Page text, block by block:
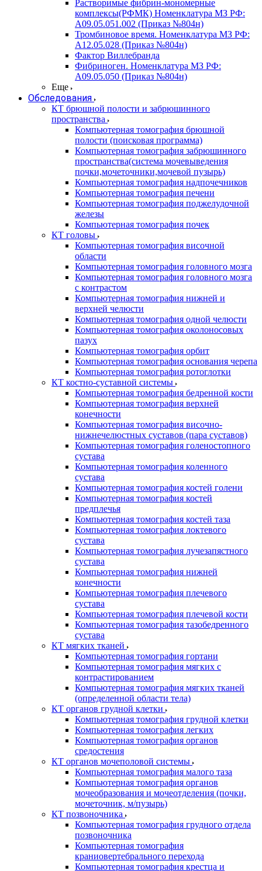
Растворимые фибрин-мономерные
комплексы(РФМК) Номенклатура МЗ РФ:
A09.05.051.002 (Приказ №804н)
Тромбиновое время. Номенклатура МЗ РФ:
A12.05.028 (Приказ №804н)
Фактор Виллебранда
Фибриноген. Номенклатура МЗ РФ:
A09.05.050 (Приказ №804н)
Еще
Обследования
КТ брюшной полости и забрюшинного
пространства
Компьютерная томография брюшной
полости (поисковая программа)
Компьютерная томография забрюшинного
пространства(система мочевыведения
почки,мочеточники,мочевой пузырь)
Компьютерная томография надпочечников
Компьютерная томография печени
Компьютерная томография поджелудочной
железы
Компьютерная томография почек
КТ головы
Компьютерная томография височной
области
Компьютерная томография головного мозга
Компьютерная томография головного мозга
с контрастом
Компьютерная томография нижней и
верхней челюсти
Компьютерная томография одной челюсти
Компьютерная томография околоносовых
пазух
Компьютерная томография орбит
Компьютерная томография основания черепа
Компьютерная томография ротоглотки
КТ костно-суставной системы
Компьютерная томография бедренной кости
Компьютерная томография верхней
конечности
Компьютерная томография височно-
нижнечелюстных суставов (пара суставов)
Компьютерная томография голеностопного
сустава
Компьютерная томография коленного
сустава
Компьютерная томография костей голени
Компьютерная томография костей
предплечья
Компьютерная томография костей таза
Компьютерная томография локтевого
сустава
Компьютерная томография лучезапястного
сустава
Компьютерная томография нижней
конечности
Компьютерная томография плечевого
сустава
Компьютерная томография плечевой кости
Компьютерная томография тазобедренного
сустава
КТ мягких тканей
Компьютерная томография гортани
Компьютерная томография мягких с
контрастированием
Компьютерная томография мягких тканей
(определенной области тела)
КТ органов грудной клетки
Компьютерная томография грудной клетки
Компьютерная томография легких
Компьютерная томография органов
средостения
КТ органов мочеполовой системы
Компьютерная томография малого таза
Компьютерная томография органов
мочеобразования и мочеотделения (почки,
мочеточник, м/пузырь)
КТ позвоночника
Компьютерная томография грудного отдела
позвоночника
Компьютерная томография
краниовертебрального перехода
Компьютерная томография крестца и